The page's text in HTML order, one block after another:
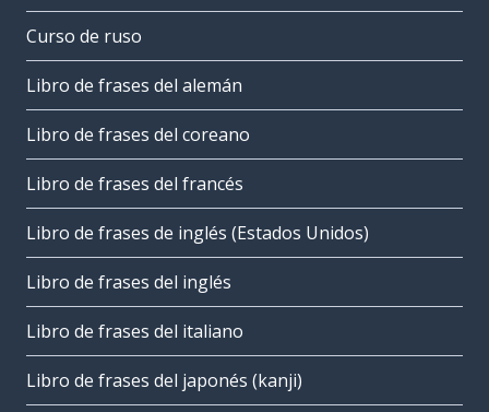
Curso de ruso
Libro de frases del alemán
Libro de frases del coreano
Libro de frases del francés
Libro de frases de inglés (Estados Unidos)
Libro de frases del inglés
Libro de frases del italiano
Libro de frases del japonés (kanji)